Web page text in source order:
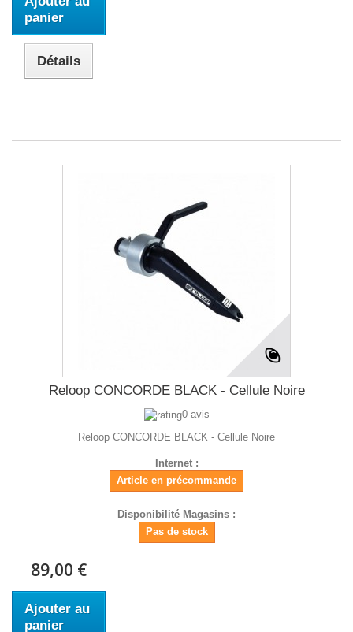
panier
Détails
Reloop CONCORDE BLACK - Cellule Noire
0 avis
Reloop CONCORDE BLACK - Cellule Noire
Internet :
Article en précommande
Disponibilité Magasins :
Pas de stock
89,00 €
Ajouter au
panier